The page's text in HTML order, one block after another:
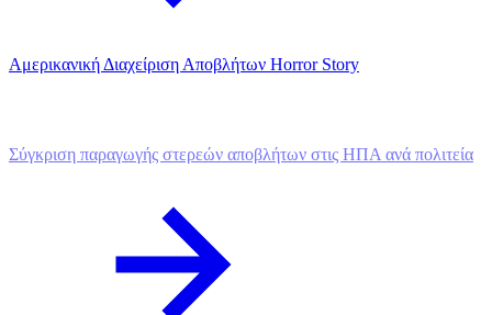
Αμερικανική Διαχείριση Αποβλήτων Horror Story
Σύγκριση παραγωγής στερεών αποβλήτων στις ΗΠΑ ανά πολιτεία